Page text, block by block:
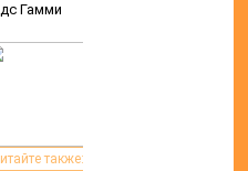
Гамми
также: